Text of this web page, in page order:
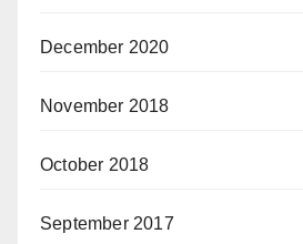
December 2020
November 2018
October 2018
September 2017